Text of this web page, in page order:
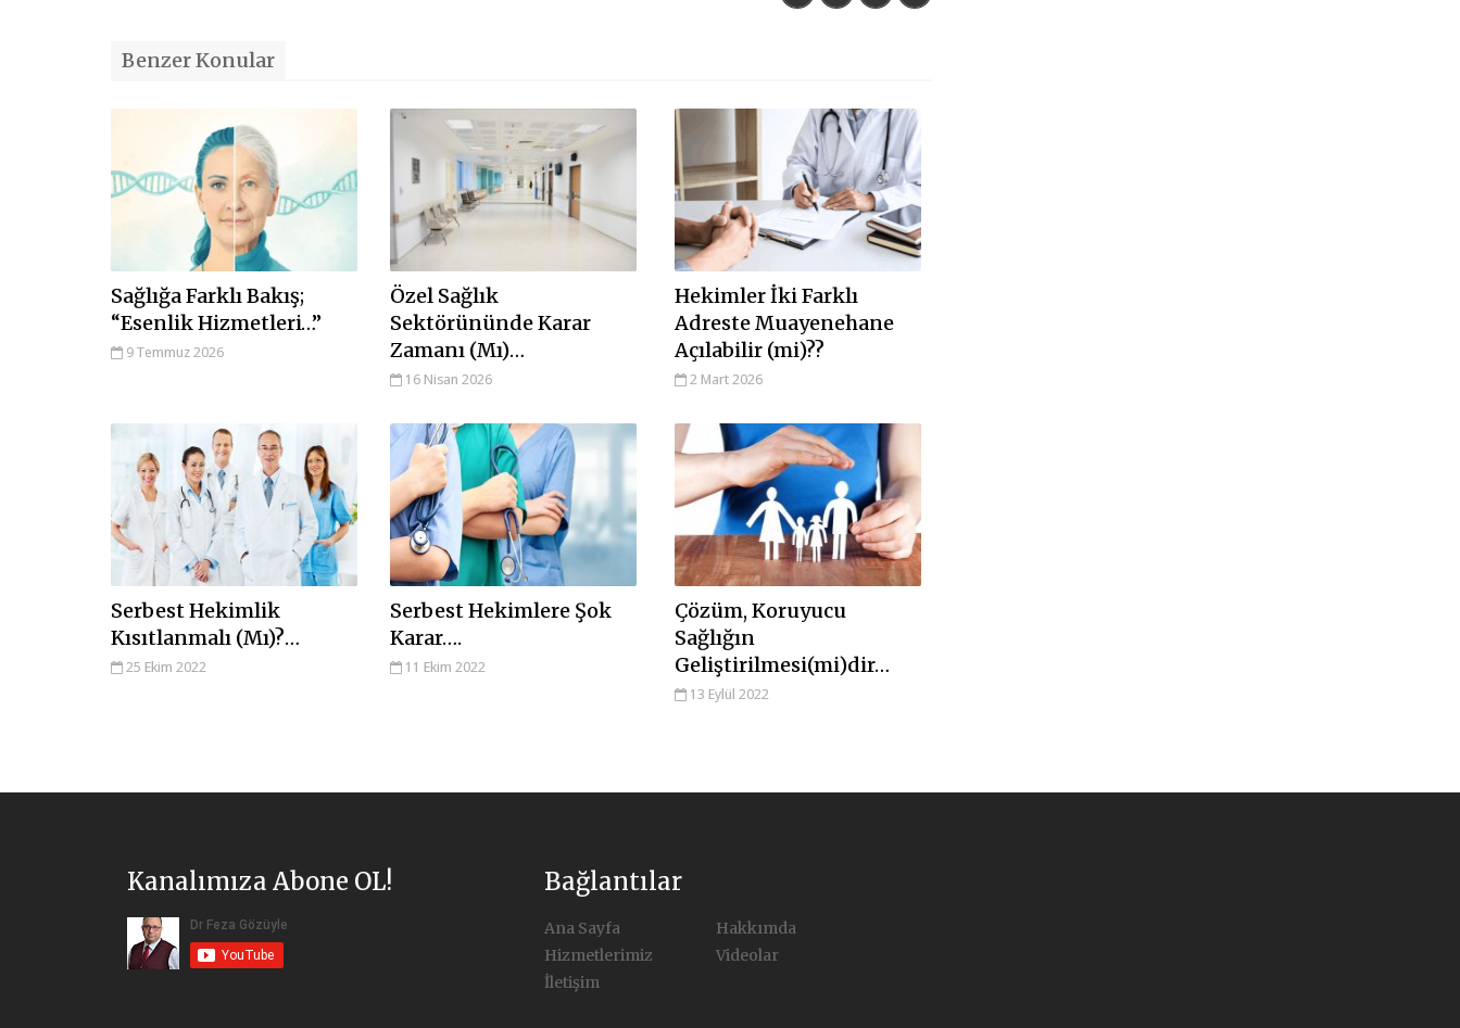
Benzer Konular
Sağlığa Farklı Bakış;
“Esenlik Hizmetleri…”
9 Temmuz 2026
Özel Sağlık
Sektörününde Karar
Zamanı (Mı)…
16 Nisan 2026
Hekimler İki Farklı
Adreste Muayenehane
Açılabilir (mi)??
2 Mart 2026
Serbest Hekimlik
Kısıtlanmalı (Mı)?…
25 Ekim 2022
Serbest Hekimlere Şok
Karar….
11 Ekim 2022
Çözüm, Koruyucu
Sağlığın
Geliştirilmesi(mi)dir…
13 Eylül 2022
Kanalımıza Abone OL! Bağlantılar
Ana Sayfa
Hakkımda
Hizmetlerimiz
Videolar
İletişim